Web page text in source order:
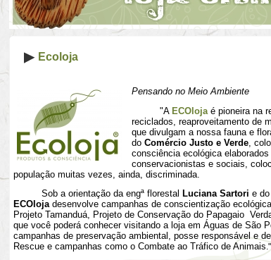
Ecoloja
Pensando no Meio Ambiente
"A ECOlojaé pioneira na
reciclados, reaproveitamento de
que divulgam a nossa fauna e
do Comércio Justo e Verde,
consciência ecológica
conservacionistas e sociais,
população muitas vezes, ainda, discriminada.
Sob a orientação da engª florestal Luciana Sartori e
ECOlojadesenvolve campanhas de conscientização
Projeto Tamanduá, Projeto de Conservação do Papagaio
que você poderá conhecer visitando a loja em Águas de São
campanhas de preservação ambiental, posse responsável e
Rescue e campanhas como o Combate ao Tráfico de Animais."